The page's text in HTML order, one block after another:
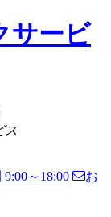
ス
～18:00
お